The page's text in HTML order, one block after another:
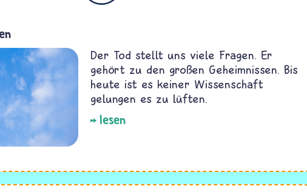
Der Tod stellt uns viele Fragen. Er
gehört zu den großen Geheimnissen. Bis
heute ist es keiner Wissenschaft
gelungen es zu lüften.
lesen